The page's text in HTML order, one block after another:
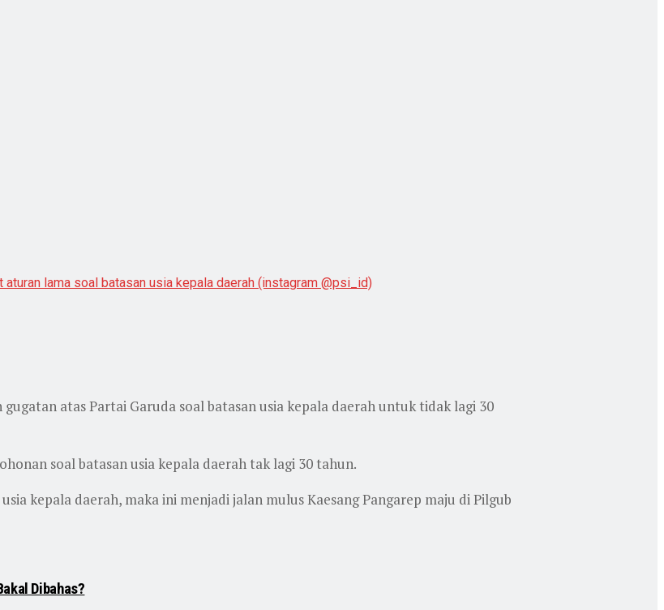
lama soal batasan usia kepala daerah (instagram @psi_id)
atas Partai Garuda soal batasan usia kepala daerah untuk tidak lagi 30
soal batasan usia kepala daerah tak lagi 30 tahun.
kepala daerah, maka ini menjadi jalan mulus Kaesang Pangarep maju di Pilgub
Dibahas?